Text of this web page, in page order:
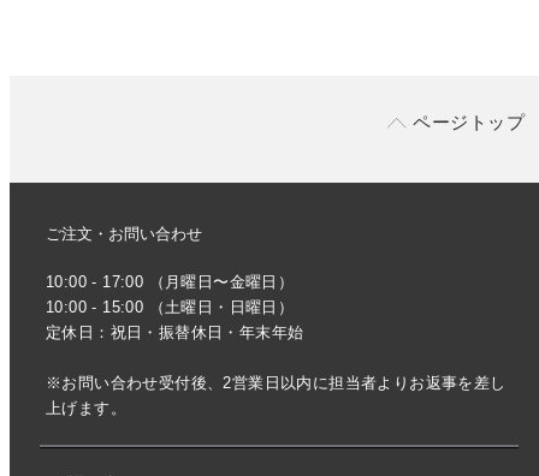
ページトップ
ご注文・お問い合わせ
10:00 - 17:00 （月曜日〜金曜日）
10:00 - 15:00 （土曜日・日曜日）
定休日：祝日・振替休日・年末年始
※お問い合わせ受付後、2営業日以内に担当者よりお返事を差し
上げます。